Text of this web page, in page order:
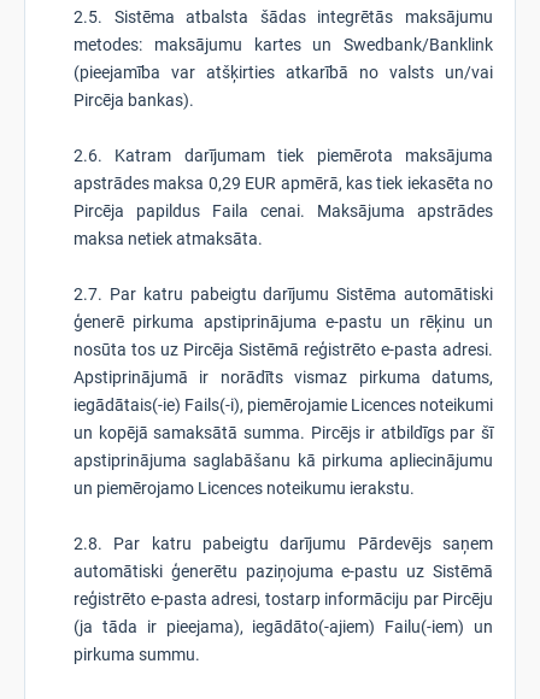
2.5. Sistēma atbalsta šādas integrētās maksājumu
metodes: maksājumu kartes un Swedbank/Banklink
(pieejamība var atšķirties atkarībā no valsts un/vai
Pircēja bankas).
2.6. Katram darījumam tiek piemērota maksājuma
apstrādes maksa 0,29 EUR apmērā, kas tiek iekasēta no
Pircēja papildus Faila cenai. Maksājuma apstrādes
maksa netiek atmaksāta.
2.7. Par katru pabeigtu darījumu Sistēma automātiski
ģenerē pirkuma apstiprinājuma e-pastu un rēķinu un
nosūta tos uz Pircēja Sistēmā reģistrēto e-pasta adresi.
Apstiprinājumā ir norādīts vismaz pirkuma datums,
iegādātais(-ie) Fails(-i), piemērojamie Licences noteikumi
un kopējā samaksātā summa. Pircējs ir atbildīgs par šī
apstiprinājuma saglabāšanu kā pirkuma apliecinājumu
un piemērojamo Licences noteikumu ierakstu.
2.8. Par katru pabeigtu darījumu Pārdevējs saņem
automātiski ģenerētu paziņojuma e-pastu uz Sistēmā
reģistrēto e-pasta adresi, tostarp informāciju par Pircēju
(ja tāda ir pieejama), iegādāto(-ajiem) Failu(-iem) un
pirkuma summu.